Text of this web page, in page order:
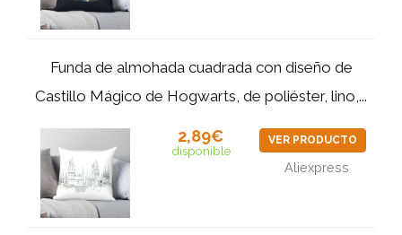
Funda de almohada cuadrada con diseño de
Castillo Mágico de Hogwarts, de poliéster, lino,...
2,89€
disponible
VER PRODUCTO
Aliexpress